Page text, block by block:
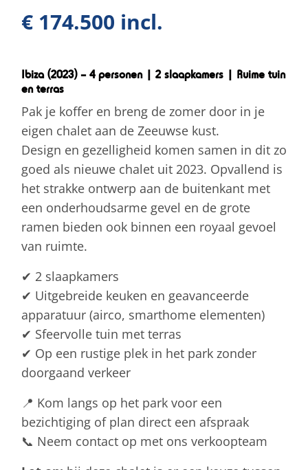
€ 174.500 incl.
Ibiza (2023) – 4 personen | 2 slaapkamers | Ruime tuin
en terras
Pak je koffer en breng de zomer door in je
eigen chalet aan de Zeeuwse kust.
Design en gezelligheid komen samen in dit zo
goed als nieuwe chalet uit 2023. Opvallend is
het strakke ontwerp aan de buitenkant met
een onderhoudsarme gevel en de grote
ramen bieden ook binnen een royaal gevoel
van ruimte.
✔ 2 slaapkamers
✔ Uitgebreide keuken en geavanceerde
apparatuur (airco, smarthome elementen)
✔ Sfeervolle tuin met terras
✔ Op een rustige plek in het park zonder
doorgaand verkeer
📍 Kom langs op het park voor een
bezichtiging of plan direct een afspraak
📞 Neem contact op met ons verkoopteam